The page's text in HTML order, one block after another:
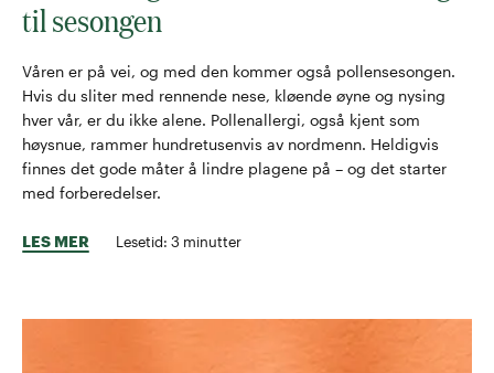
til sesongen
Våren er på vei, og med den kommer også pollensesongen.
Hvis du sliter med rennende nese, kløende øyne og nysing
hver vår, er du ikke alene. Pollenallergi, også kjent som
høysnue, rammer hundretusenvis av nordmenn. Heldigvis
finnes det gode måter å lindre plagene på – og det starter
med forberedelser.
LES MER Lesetid: 3 minutter